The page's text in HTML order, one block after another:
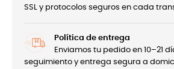
SSL y protocolos seguros en cada
Política de entrega
Enviamos tu pedido en 10–21
seguimiento y entrega segura a